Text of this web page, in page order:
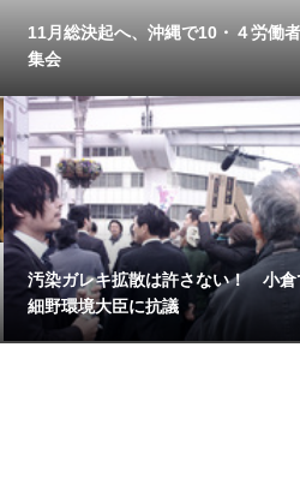
11月総決起へ、沖縄で10・４労働者
集会
汚染ガレキ拡散は許さない！ 小倉
細野環境大臣に抗議